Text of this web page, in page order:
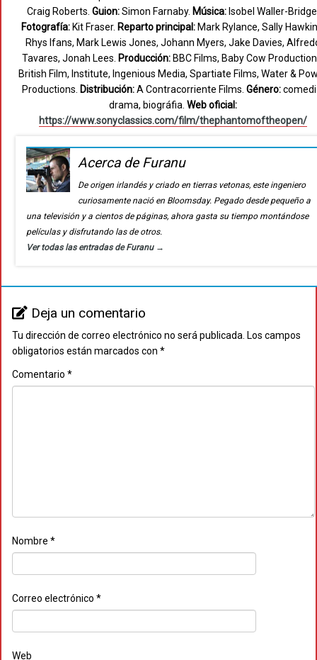
Craig Roberts. Guion:Simon Farnaby. Música:Isobel Waller-
Fotografía:Kit Fraser. Reparto principal:Mark Rylance, Sally
Rhys Ifans, Mark Lewis Jones, Johann Myers, Jake Davies,
Tavares, Jonah Lees. Producción:BBC Films, Baby Cow
British Film, Institute, Ingenious Media, Spartiate Films, Water &
Productions. Distribución:A Contracorriente Films. Género:
drama, biográfia. Web oficial:
https://www.sonyclassics.com/film/thephantomoftheopen/
Acerca de Furanu
De origen irlandés y criado en tierras vetonas, este ingeniero
curiosamente nació en Bloomsday. Pegado desde pequeño a
una televisión y a cientos de páginas, ahora gasta su tiempo montándose
películas y disfrutando las de otros.
Ver todas las entradas de Furanu →
Deja un comentario
Tu dirección de correo electrónico no será publicada. Los campos
obligatorios están marcados con *
Comentario *
Nombre *
Correo electrónico *
Web